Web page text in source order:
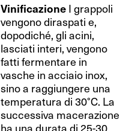
Vinificazione I grappoli
vengono diraspati e,
dopodiché, gli acini,
lasciati interi, vengono
fatti fermentare in
vasche in acciaio inox,
sino a raggiungere una
temperatura di 30°C. La
successiva macerazione
ha una durata di 25-30